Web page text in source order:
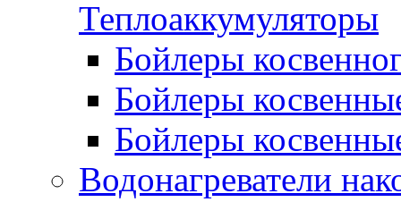
Теплоаккумуляторы
Бойлеры
Бойлеры
Бойлеры
Водонагреватели